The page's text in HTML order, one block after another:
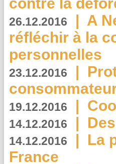
26.12.2016 | A
réfléchir à la
personnelles
23.12.2016 |
19.12.2016 |
14.12.2016 |
14.12.2016 | La
France